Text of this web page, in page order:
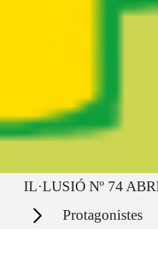
Ruta del sitio
IL·LUSIÓ Nº 74
Secciones Protagonistes